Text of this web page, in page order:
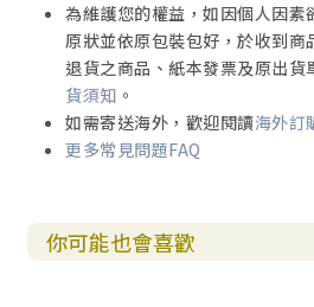
為維護您的權益，如因個人因素
原狀並依原包裝包好，於收到商
退貨之商品、紙本發票及原出貨
貨須知 。
如需寄送海外，歡迎閱讀海外訂
更多常見問題FAQ
你可能也會喜歡